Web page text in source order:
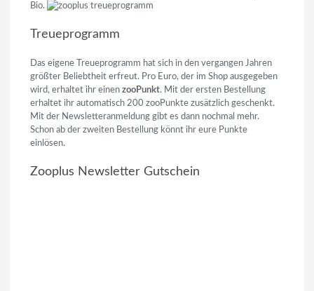
Bio.
Treueprogramm
Das eigene Treueprogramm hat sich in den vergangen Jahren
größter Beliebtheit erfreut. Pro Euro, der im Shop ausgegeben
wird, erhaltet ihr einen zooPunkt. Mit der ersten Bestellung
erhaltet ihr automatisch 200 zooPunkte zusätzlich geschenkt.
Mit der Newsletteranmeldung gibt es dann nochmal mehr.
Schon ab der zweiten Bestellung könnt ihr eure Punkte
einlösen.
Zooplus Newsletter Gutschein